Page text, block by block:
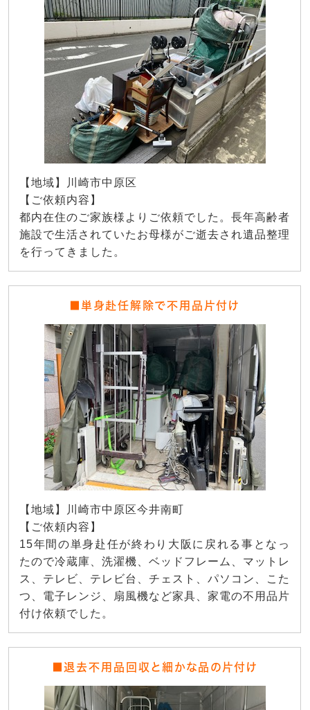
【地域】川崎市中原区
【ご依頼内容】
都内在住のご家族様よりご依頼でした。長年高齢者
施設で生活されていたお母様がご逝去され遺品整理
を行ってきました。
■単身赴任解除で不用品片付け
【地域】川崎市中原区今井南町
【ご依頼内容】
15年間の単身赴任が終わり大阪に戻れる事となっ
たので冷蔵庫、洗濯機、ベッドフレーム、マットレ
ス、テレビ、テレビ台、チェスト、パソコン、こた
つ、電子レンジ、扇風機など家具、家電の不用品片
付け依頼でした。
■退去不用品回収と細かな品の片付け